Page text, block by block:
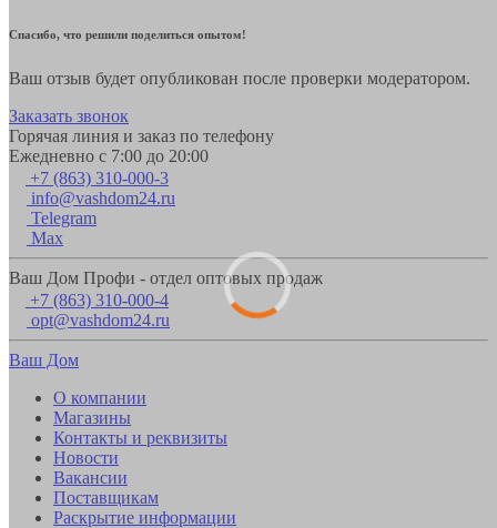
Спасибо, что решили поделиться опытом!
Ваш отзыв будет опубликован после проверки модератором.
Заказать звонок
Горячая линия и заказ по телефону
Ежедневно с 7:00 до 20:00
+7 (863) 310-000-3
info@vashdom24.ru
Telegram
Max
Ваш Дом Профи - отдел оптовых продаж
+7 (863) 310-000-4
opt@vashdom24.ru
Ваш Дом
О компании
Магазины
Контакты и реквизиты
Новости
Вакансии
Поставщикам
Раскрытие информации